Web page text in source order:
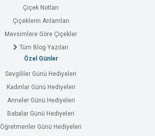
Çiçek Notları
Çiçeklerin Anlamları
Mevsimlere Göre Çiçekler
Tüm Blog Yazıları
Özel Günler
Sevgililer Günü Hediyeleri
Kadınlar Günü Hediyeleri
Anneler Günü Hediyeleri
Babalar Günü Hediyeleri
Öğretmenler Günü Hediyeleri